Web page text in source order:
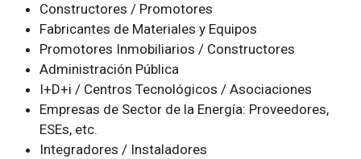
Constructores / Promotores
Fabricantes de Materiales y Equipos
Promotores Inmobiliarios / Constructores
Administración Pública
I+D+i / Centros Tecnológicos / Asociaciones
Empresas de Sector de la Energía: Proveedores,
ESEs, etc.
Integradores / Instaladores